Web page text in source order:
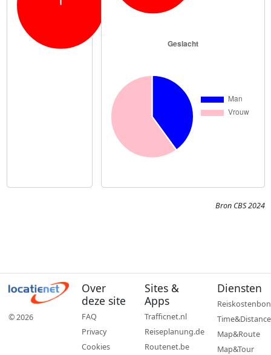
Bron CBS 2024
© 2026
Over
deze site
FAQ
Privacy
Cookies
Sites &
Apps
Trafficnet.nl
Reiseplanung.de
Routenet.be
Diensten
Reiskostenbon
Time&Distance
Map&Route
Map&Tour